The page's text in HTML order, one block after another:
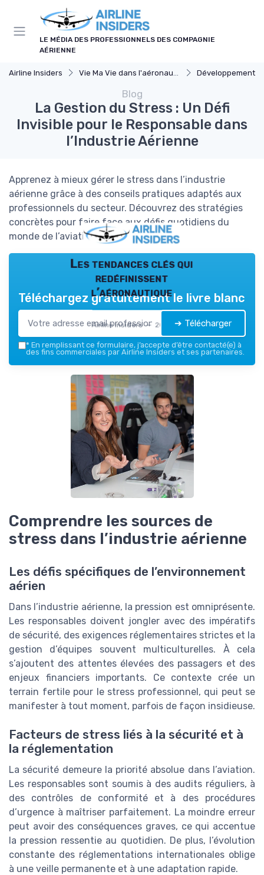
LE MÉDIA DES PROFESSIONNELS DES COMPAGNIE
AÉRIENNE
Airline Insiders Vie Ma Vie dans l'aéronautique Développement
Blog
La Gestion du Stress : Un Défi
Invisible pour le Responsable dans
l’Industrie Aérienne
Apprenez à mieux gérer le stress dans l’industrie
aérienne grâce à des conseils pratiques adaptés aux
professionnels du secteur. Découvrez des stratégies
concrètes pour faire face aux défis quotidiens du
monde de l’aviation.
Les tendances clés qui
redéfinissent
l’aéronautique
Airline Insiders — 2026
Téléchargez gratuitement le livre blanc
➔ Télécharger
* En remplissant ce formulaire, j’accepte d’être contacté(e) à
des fins commerciales par Airline Insiders et ses partenaires.
Comprendre les sources de
stress dans l’industrie aérienne
Les défis spécifiques de l’environnement
aérien
Dans l’industrie aérienne, la pression est omniprésente.
Les responsables doivent jongler avec des impératifs
de sécurité, des exigences réglementaires strictes et la
gestion d’équipes souvent multiculturelles. À cela
s’ajoutent des attentes élevées des passagers et des
enjeux financiers importants. Ce contexte crée un
terrain fertile pour le stress professionnel, qui peut se
manifester à tout moment, parfois de façon insidieuse.
Facteurs de stress liés à la sécurité et à
la réglementation
La sécurité demeure la priorité absolue dans l’aviation.
Les responsables sont soumis à des audits réguliers, à
des contrôles de conformité et à des procédures
d’urgence à maîtriser parfaitement. La moindre erreur
peut avoir des conséquences graves, ce qui accentue
la pression ressentie au quotidien. De plus, l’évolution
constante des réglementations internationales oblige
à une veille permanente et à une adaptation rapide.
Panneau de gestion des cookies